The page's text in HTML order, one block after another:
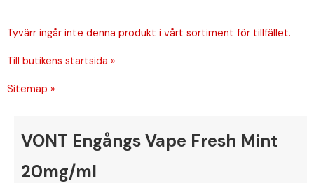
Tyvärr ingår inte denna produkt i vårt sortiment för tillfället.
Till butikens startsida »
Sitemap »
VONT Engångs Vape Fresh Mint
20mg/ml